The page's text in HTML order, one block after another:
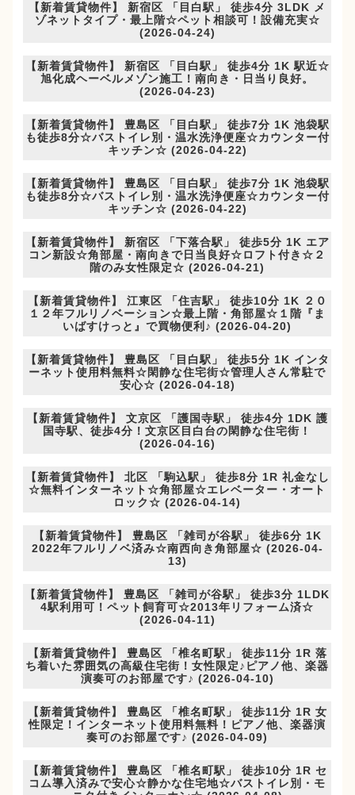
【新着賃貸物件】 新宿区 「目白駅」 徒歩4分 3LDK メ
ゾネットタイプ・最上階☆ペット相談可！設備充実☆
(2026-04-24)
【新着賃貸物件】 新宿区 「目白駅」 徒歩4分 1K 駅近☆
旭化成ヘーベルメゾン施工！南向き・日当り良好。
(2026-04-23)
【新着賃貸物件】 豊島区 「目白駅」 徒歩7分 1K 池袋駅
も徒歩8分☆バストイレ別・温水洗浄便座☆カウンター付
キッチン☆ (2026-04-22)
【新着賃貸物件】 豊島区 「目白駅」 徒歩7分 1K 池袋駅
も徒歩8分☆バストイレ別・温水洗浄便座☆カウンター付
キッチン☆ (2026-04-22)
【新着賃貸物件】 新宿区 「下落合駅」 徒歩5分 1K エア
コン新設☆角部屋・南向きで日当良好☆ロフト付き☆２
階のみ女性限定☆ (2026-04-21)
【新着賃貸物件】 江東区 「住吉駅」 徒歩10分 1K ２０
１２年フルリノベーション☆最上階・角部屋☆１階『ま
いばすけっと』で買物便利♪ (2026-04-20)
【新着賃貸物件】 豊島区 「目白駅」 徒歩5分 1K インタ
ーネット使用料無料☆閑静な住宅街☆管理人さん常駐で
安心☆ (2026-04-18)
【新着賃貸物件】 文京区 「護国寺駅」 徒歩4分 1DK 護
国寺駅、徒歩4分！文京区目白台の閑静な住宅街！
(2026-04-16)
【新着賃貸物件】 北区 「駒込駅」 徒歩8分 1R 礼金なし
☆無料インターネット☆角部屋☆エレベーター・オート
ロック☆ (2026-04-14)
【新着賃貸物件】 豊島区 「雑司が谷駅」 徒歩6分 1K
2022年フルリノベ済み☆南西向き角部屋☆ (2026-04-
13)
【新着賃貸物件】 豊島区 「雑司が谷駅」 徒歩3分 1LDK
4駅利用可！ペット飼育可☆2013年リフォーム済☆
(2026-04-11)
【新着賃貸物件】 豊島区 「椎名町駅」 徒歩11分 1R 落
ち着いた雰囲気の高級住宅街！女性限定♪ピアノ他、楽器
演奏可のお部屋です♪ (2026-04-10)
【新着賃貸物件】 豊島区 「椎名町駅」 徒歩11分 1R 女
性限定！インターネット使用料無料！ピアノ他、楽器演
奏可のお部屋です♪ (2026-04-09)
【新着賃貸物件】 豊島区 「椎名町駅」 徒歩10分 1R セ
コム導入済みで安心☆静かな住宅地☆バストイレ別・モ